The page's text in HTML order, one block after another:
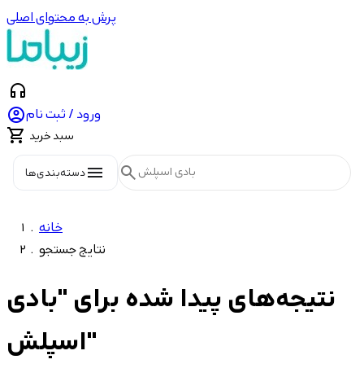
پرش به محتوای اصلی
headphones
ورود / ثبت نام
 سبد خرید
menuدسته‌بندی‌ها search
خانه
نتایج جستجو
شاخه‌ها
محصولات بدن
نتیجه‌های پیدا شده برای "بادی
اسپلش"